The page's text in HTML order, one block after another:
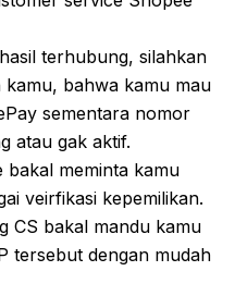
terhubung, silahkan
bahwa kamu mau
sementara nomor
atau gak aktif.
bakal meminta kamu
veirfikasi kepemilikan.
CS bakal mandu kamu
tersebut dengan mudah